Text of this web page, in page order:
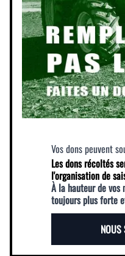
Vos dons peuvent
Les dons récoltés
l'organisation de
À la hauteur de vos
toujours plus forte
NOUS